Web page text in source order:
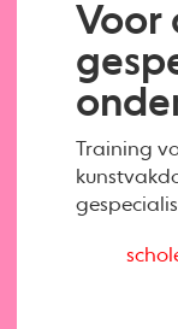
Voor
Training